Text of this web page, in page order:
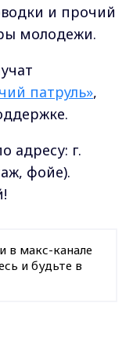
и прочий
молодежи.
патруль»,
адресу: г.
фойе).
в макс-канале
и будьте в